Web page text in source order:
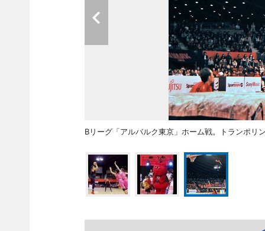
Bリーグ「アルバルク東京」ホーム戦。トランポリ